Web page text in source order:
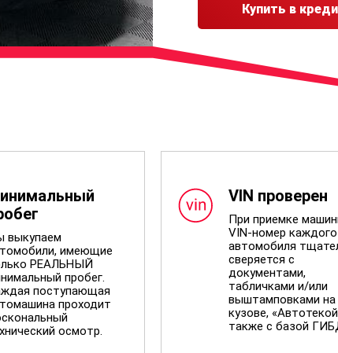
Купить в
выкупаем
имеющие
РЕАЛЬНЫЙ
пробег.
поступающая
проходит
осмотр.
VIN проверен
При приемке
VIN-номер каждого
автомобиля
сверяется с
документами,
табличками и/или
выштамповками на
кузове,
также с базой